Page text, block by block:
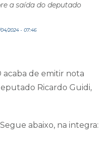
a saída do deputado
2024 - 07:46
acaba de emitir nota
Ricardo Guidi,
abaixo, na integra: